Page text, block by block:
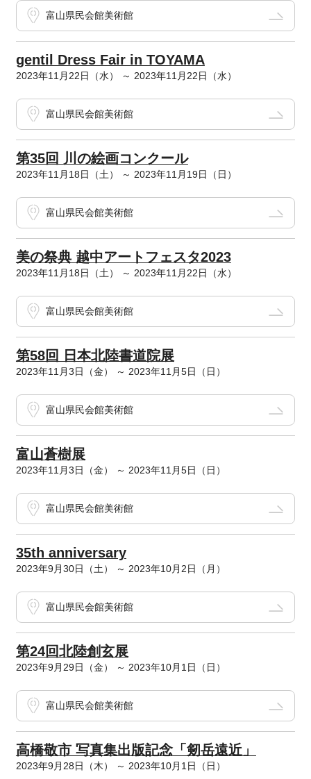
富山県民会館美術館
gentil Dress Fair in TOYAMA
2023年11月22日（水） ～ 2023年11月22日（水）
富山県民会館美術館
第35回 川の絵画コンクール
2023年11月18日（土） ～ 2023年11月19日（日）
富山県民会館美術館
美の祭典 越中アートフェスタ2023
2023年11月18日（土） ～ 2023年11月22日（水）
富山県民会館美術館
第58回 日本北陸書道院展
2023年11月3日（金） ～ 2023年11月5日（日）
富山県民会館美術館
富山蒼樹展
2023年11月3日（金） ～ 2023年11月5日（日）
富山県民会館美術館
35th anniversary
2023年9月30日（土） ～ 2023年10月2日（月）
富山県民会館美術館
第24回北陸創玄展
2023年9月29日（金） ～ 2023年10月1日（日）
富山県民会館美術館
高橋敬市 写真集出版記念「剱岳遠近」
2023年9月28日（木） ～ 2023年10月1日（日）